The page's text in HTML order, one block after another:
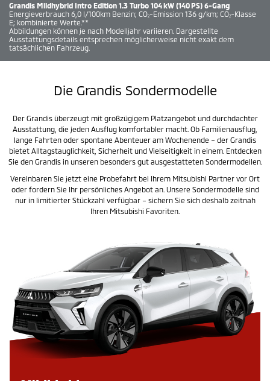
Grandis Mildhybrid Intro Edition 1.3 Turbo 104 kW (140 PS) 6-Gang
Energieverbrauch 6,0 l/100km Benzin; CO2-Emission 136 g/km; CO2-Klasse
E; kombinierte Werte.**
Abbildungen können je nach Modelljahr variieren. Dargestellte
Ausstattungsdetails entsprechen möglicherweise nicht exakt dem
tatsächlichen Fahrzeug.
Die Grandis Sondermodelle
Der Grandis überzeugt mit großzügigem Platzangebot und durchdachter
Ausstattung, die jeden Ausflug komfortabler macht. Ob Familienausflug,
lange Fahrten oder spontane Abenteuer am Wochenende – der Grandis
bietet Alltagstauglichkeit, Sicherheit und Vielseitigkeit in einem. Entdecken
Sie den Grandis in unseren besonders gut ausgestatteten Sondermodellen.
Vereinbaren Sie jetzt eine Probefahrt bei Ihrem Mitsubishi Partner vor Ort
oder fordern Sie Ihr persönliches Angebot an. Unsere Sondermodelle sind
nur in limitierter Stückzahl verfügbar – sichern Sie sich deshalb zeitnah
Ihren Mitsubishi Favoriten.